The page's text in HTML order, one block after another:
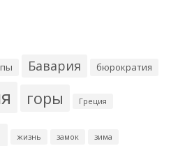
Бавария бюрократия
горы Греция
жизнь замок зима